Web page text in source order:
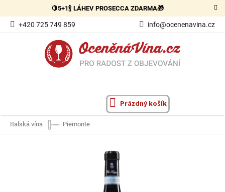
obsah
🍋5+1🍾 LÁHEV PROSECCA ZDARMA🎁
+420 725 749 859 info@ocenenavina.cz
NÁKUPNÍ
Prázdný košík
Italská vína Piemonte